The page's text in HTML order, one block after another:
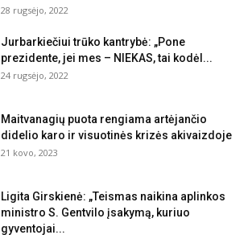
28 rugsėjo, 2022
Jurbarkiečiui trūko kantrybė: „Pone
prezidente, jei mes – NIEKAS, tai kodėl...
24 rugsėjo, 2022
Maitvanagių puota rengiama artėjančio
didelio karo ir visuotinės krizės akivaizdoje
21 kovo, 2023
Ligita Girskienė: „Teismas naikina aplinkos
ministro S. Gentvilo įsakymą, kuriuo
gyventojai...